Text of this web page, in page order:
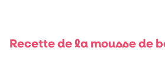
Recette de la mousse de